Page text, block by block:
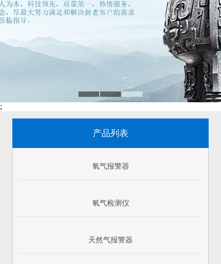
;
产品列表
氧气报警器
氧气检测仪
天然气报警器